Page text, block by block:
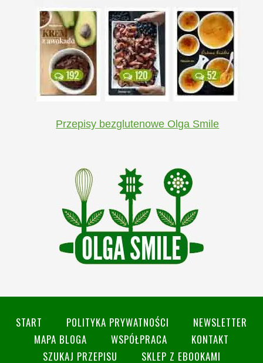
Przepisy bezglutenowe Olga Smile
START POLITYKA PRYWATNOŚCI
NEWSLETTER
MAPA BLOGA
WSPÓŁPRACA
KONTAKT
SZUKAJ PRZEPISU
SKLEP Z EBOOKAMI